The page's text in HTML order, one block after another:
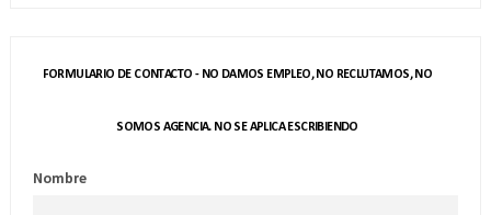
FORMULARIO DE CONTACTO - NO DAMOS EMPLEO, NO RECLUTAMOS, NO
SOMOS AGENCIA. NO SE APLICA ESCRIBIENDO
Nombre